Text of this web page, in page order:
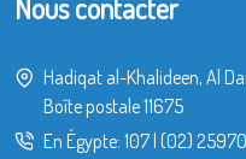
Hadiqat al-Khalideen, Al
Boîte postale 11675
En Égypte: 107| (02)